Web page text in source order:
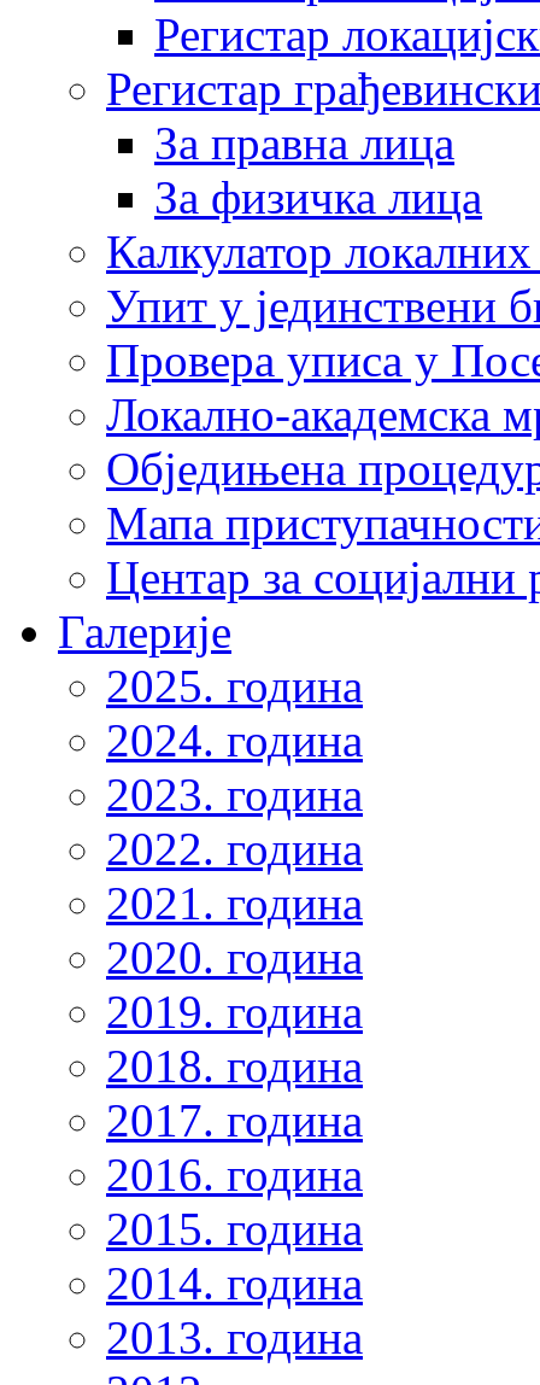
Регистар
Регистар
За правна лица
За физичка лица
Калкулатор
Упит у јединствени
Провера уписа у
Локално-академска
Обједињена
Мапа
Центар за
Галерије
2025. година
2024. година
2023. година
2022. година
2021. година
2020. година
2019. година
2018. година
2017. година
2016. година
2015. година
2014. година
2013. година